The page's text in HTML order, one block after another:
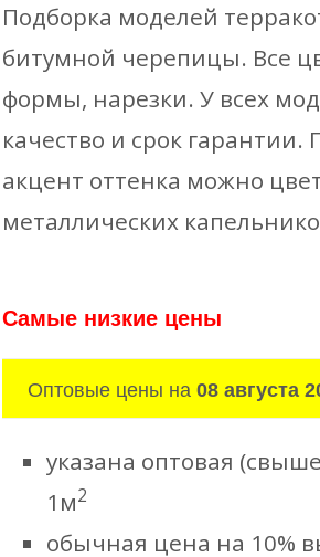
Подборка моделей
битумной черепицы. Все
формы, нарезки. У всех
качество и срок гарантии.
акцент оттенка можно
металлических
Самые низкие цены
Оптовые цены на 08 августа
указана оптовая
1м2
обычная цена на 10%